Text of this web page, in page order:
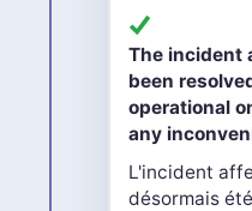
The incident
been
operational
any
L'incident
désormais